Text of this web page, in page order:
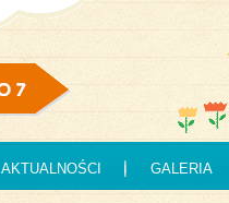
AKTUALNOŚCI GALERIA